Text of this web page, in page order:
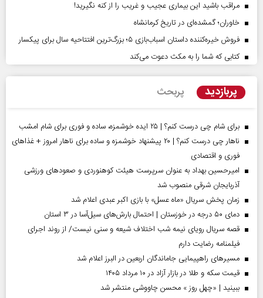
مراقب باشید این بیماری عجیب و غریب را از کنه نگیرید!
خاوران؛ گمشده‌ای در تاریخ کرمانشاه
فروش خیره‌کننده داستان اسباب‌بازی ۵؛ بزرگ‌ترین افتتاحیه سال برای پیکسار
کتابی که شما را به مکث دعوت می‌کند
پربازدید پربحث
برای شام چی درست کنم؟ | ۲۵ ایده خوشمزه، ساده و فوری برای شام امشب
ناهار چی درست کنم؟ | ۲۰ پیشنهاد خوشمزه و ساده برای ناهار امروز + غذاهای
فوری و اقتصادی
امیرحسین بهداد به عنوان سرپرست هیئت کوهنوردی و صعودهای ورزشی
آذربایجان شرقی منصوب شد
زمان پخش سریال «ماه عسل» با بازی اکبر عبدی اعلام شد
دمای ۵۰ درجه در خوزستان | احتمال بارش‌های سیل‌آسا در ۳ استان
قصه سریال رویای نیمه شب اختلاف شیعه و سنی نیست/ از روند اجرای
فیلمنامه رضایت دارم
مسیر‌های راهپیمایی جاماندگان اربعین در البرز اعلام شد
قیمت سکه و طلا در بازار آزاد در ۱۰ مرداد ۱۴۰۵
ببینید | «چهل روز » محسن چاووشی منتشر شد